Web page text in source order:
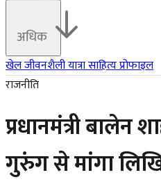
अधिक
खेलजीवनशैलीयात्रासाहित्यप्रोफाइल
राजनीति
प्रधानमंत्री बालेन
गुरुंग से मांगा